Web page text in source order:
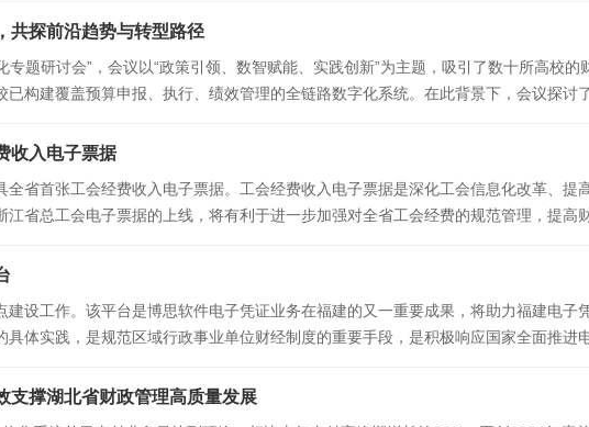
共探前沿趋势与转型路径
题研讨会”，会议以“政策引领、数智赋能、实践创新”为主题，吸引了数十所高校
构建覆盖预算申报、执行、绩效管理的全链路数字化系统。在此背景下，会议探讨
收入电子票据
省首张工会经费收入电子票据。工会经费收入电子票据是深化工会信息化改革、提
省总工会电子票据的上线，将有利于进一步加强对全省工会经费的规范管理，提高
设工作。该平台是博思软件电子凭证业务在福建的又一重要成果，将助力福建电子
体实践，是规范区域行政事业单位财经制度的重要手段，是积极响应国家全面推进
撑湖北省财政管理高质量发展